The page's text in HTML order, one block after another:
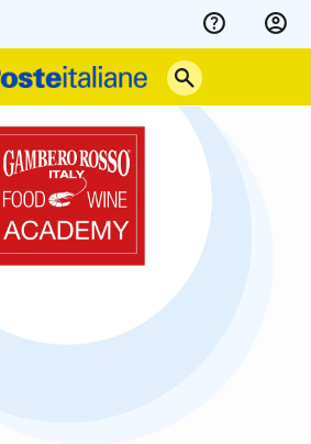
Assistenza